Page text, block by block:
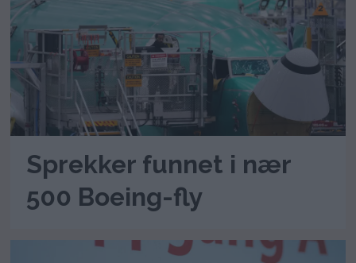
Sprekker funnet i nær
500 Boeing-fly